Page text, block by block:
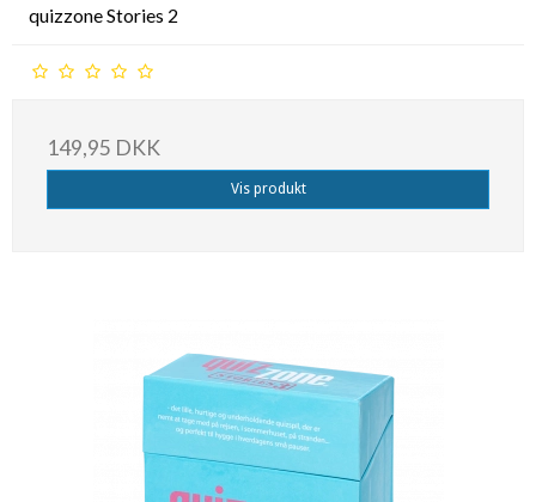
quizzone Stories 2
149,95 DKK
Vis produkt